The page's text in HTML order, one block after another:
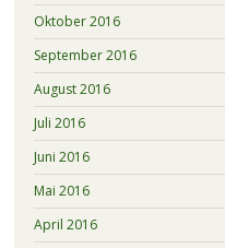
Oktober 2016
September 2016
August 2016
Juli 2016
Juni 2016
Mai 2016
April 2016